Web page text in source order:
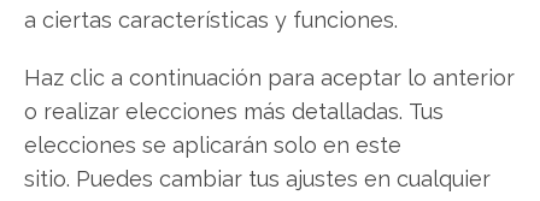
a ciertas características y funciones.
Haz clic a continuación para aceptar lo anterior
o realizar elecciones más detalladas. Tus
elecciones se aplicarán solo en este
sitio. Puedes cambiar tus ajustes en cualquier
El iShares MSCI World ETF cerró el viernes con un
mayor caída diaria en semanas. Detrás del golpe
se combinaron dos factores: un dato de empleo
estadounidense muy superior a lo esperado y un
vendaval en el sector tecnológico desatado por
Broadcom.…